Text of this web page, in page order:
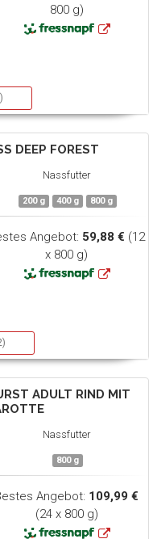
800 g)
DEEP FOREST
Nassfutter
200 g 400 g 800 g
Angebot: 59,88 € (12
x 800 g)
ADULT RIND MIT
Nassfutter
800 g
Angebot: 109,99 €
(24 x 800 g)